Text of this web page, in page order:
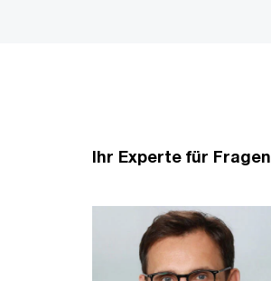
Ihr Experte für Fragen